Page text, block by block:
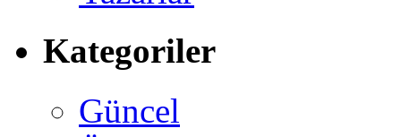
Kategoriler
Güncel